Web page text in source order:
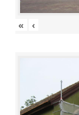
« ‹